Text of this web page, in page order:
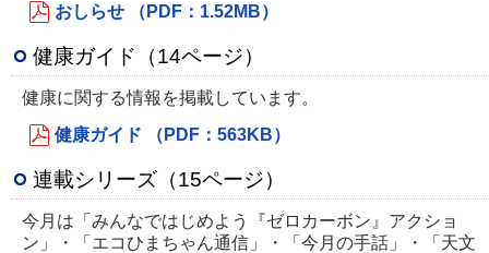
おしらせ （PDF：1.52MB）
健康ガイド（14ページ）
健康に関する情報を掲載しています。
健康ガイド （PDF：563KB）
連載シリーズ（15ページ）
今月は「みんなではじめよう『ゼロカーボン』アクショ
ン」・「エコひまちゃん通信」・「今月の手話」・「天文